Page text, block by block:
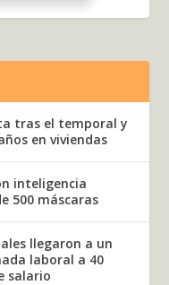
tras el temporal y
en viviendas
inteligencia
500 máscaras
llegaron a un
laboral a 40
salario